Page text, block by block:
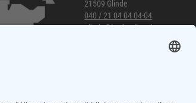
21509 Glinde
040 / 21 04 04 04-04
glinde@topf-online.de